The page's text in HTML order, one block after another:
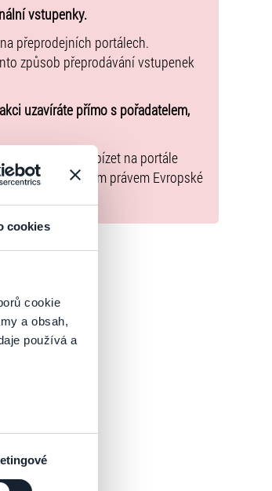
cookies
cookie
a obsah,
používá a
souhlas
vstupenky.
přeprodejních portálech.
způsob přeprodávání vstupenek
uzavíráte přímo s pořadatelem,
2065 zavázal nabízet na portále
s použitelným právem Evropské